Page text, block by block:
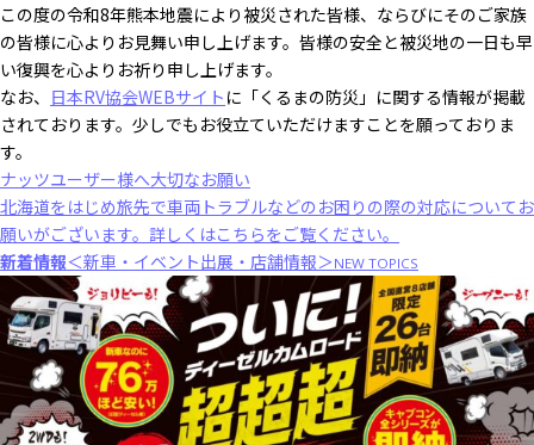
この度の令和8年熊本地震により被災された皆様、ならびにそのご家族
の皆様に心よりお見舞い申し上げます。皆様の安全と被災地の一日も早
い復興を心よりお祈り申し上げます。
なお、 日本RV協会WEBサイト に「くるまの防災」に関する情報が掲載
されております。少しでもお役立ていただけますことを願っておりま
す。
ナッツユーザー様へ大切なお願い
北海道をはじめ旅先で車両トラブルなどのお困りの際の対応についてお
願いがございます。 詳しくはこちらをご覧ください。
新着情報＜新車・イベント出展・店舗情報＞NEW TOPICS